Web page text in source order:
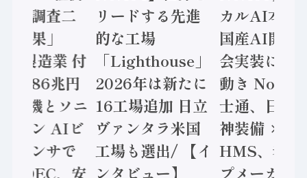
態調査二
結果」
年製造業 付
額86兆円
電機とソニ
コン AIビ
センサで
/ IDEC、安
リードする先進
的な工場
「Lighthouse」
2026年は新たに
16工場追加 日立
ヴァンタラ米国
工場も選出/ 【イ
ンタビュー】
カルAI本格
国産AI開発
会実装に活
動き
士通、日立
神装備 ×
HMS、老舗
プメーカー